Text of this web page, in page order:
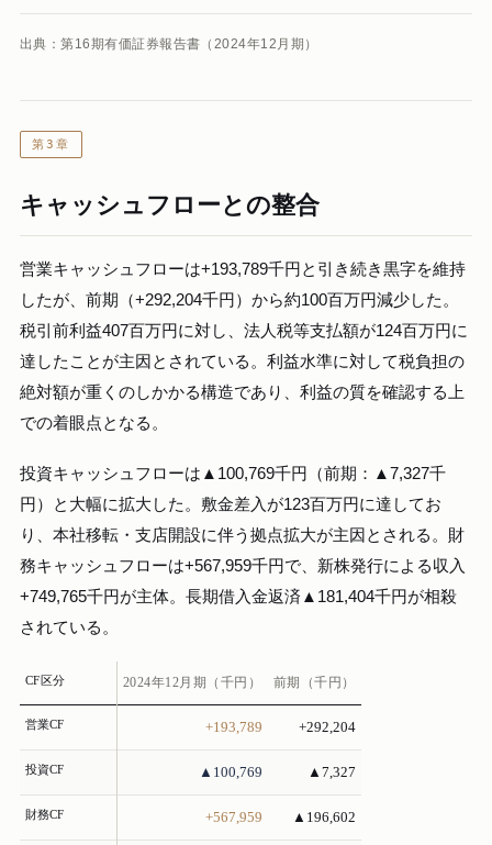
出典：第16期有価証券報告書（2024年12月期）
第3章
キャッシュフローとの整合
営業キャッシュフローは+193,789千円と引き続き黒字を維持
したが、前期（+292,204千円）から約100百万円減少した。
税引前利益407百万円に対し、法人税等支払額が124百万円に
達したことが主因とされている。利益水準に対して税負担の
絶対額が重くのしかかる構造であり、利益の質を確認する上
での着眼点となる。
投資キャッシュフローは▲100,769千円（前期：▲7,327千
円）と大幅に拡大した。敷金差入が123百万円に達してお
り、本社移転・支店開設に伴う拠点拡大が主因とされる。財
務キャッシュフローは+567,959千円で、新株発行による収入
+749,765千円が主体。長期借入金返済▲181,404千円が相殺
されている。
CF区分 2024年12月期（千円） 前期（千円）
営業CF +193,789 +292,204
投資CF ▲100,769 ▲7,327
財務CF +567,959 ▲196,602